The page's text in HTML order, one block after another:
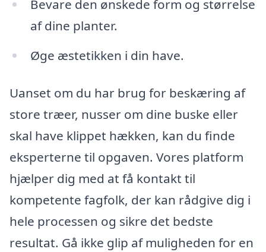
Bevare den ønskede form og størrelse
af dine planter.
Øge æstetikken i din have.
Uanset om du har brug for beskæring af
store træer, nusser om dine buske eller
skal have klippet hækken, kan du finde
eksperterne til opgaven. Vores platform
hjælper dig med at få kontakt til
kompetente fagfolk, der kan rådgive dig i
hele processen og sikre det bedste
resultat. Gå ikke glip af muligheden for en